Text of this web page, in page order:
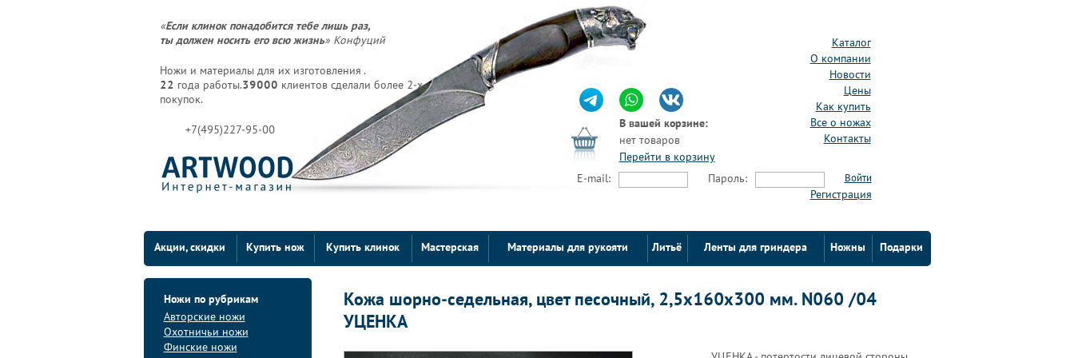
«Если клинок понадобится тебе лишь раз,
ты должен носить его всю жизнь» Конфуций
Ножи и материалы для их изготовления .
22 года работы.39000 клиентов сделали более 2-х
покупок.
+7(495)227-95-00
Каталог
О компании
Новости
Цены
Как купить
Все о ножах
Контакты
В вашей корзине:
нет товаров
Перейти в корзину
E-mail: Пароль: Войти
Регистрация
Акции, скидки Купить нож Купить клинок Мастерская Материалы для рукояти Литьё Ленты для гриндера Ножны Подарки
Ножи по рубрикам
Авторские ножи
Охотничьи ножи
Финские ножи
Кожа шорно-седельная, цвет песочный, 2,5х160х300 мм. N060 /04
УЦЕНКА